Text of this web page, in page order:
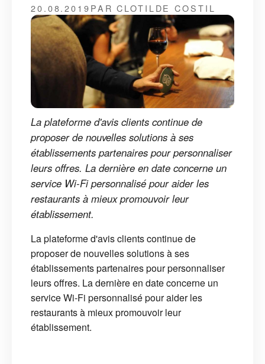
20.08.2019PAR CLOTILDE COSTIL
La plateforme d'avis clients continue de
proposer de nouvelles solutions à ses
établissements partenaires pour personnaliser
leurs offres. La dernière en date concerne un
service Wi-Fi personnalisé pour aider les
restaurants à mieux promouvoir leur
établissement.
La plateforme d'avis clients continue de
proposer de nouvelles solutions à ses
établissements partenaires pour personnaliser
leurs offres. La dernière en date concerne un
service Wi-Fi personnalisé pour aider les
restaurants à mieux promouvoir leur
établissement.